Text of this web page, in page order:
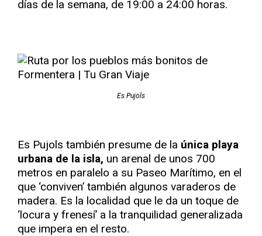
días de la semana, de 19:00 a 24:00 horas.
Es Pujols
Es Pujols también presume de la única playa
urbana de la isla, un arenal de unos 700
metros en paralelo a su Paseo Marítimo, en el
que ‘conviven’ también algunos varaderos de
madera. Es la localidad que le da un toque de
‘locura y frenesí’ a la tranquilidad generalizada
que impera en el resto.